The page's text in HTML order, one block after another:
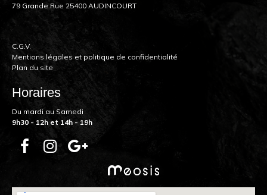
79 Grande Rue 25400 AUDINCOURT
C.G.V.
Mentions légales et politique de confidentialité
Plan du site
Horaires
Du mardi au Samedi
9h30 - 12h et 14h - 19h